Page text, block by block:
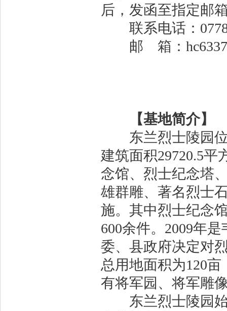
后，发函至指定邮
联系电话：
邮 箱：
【基地简介】
东兰烈士陵园位
建筑面积29720.5
念馆、烈士纪念塔
雄群雕、著名烈士
施。其中烈士纪念
600余件。2009年
委、县政府决定对
总用地面积为120
有将军园、将军雕
东兰烈士陵园始